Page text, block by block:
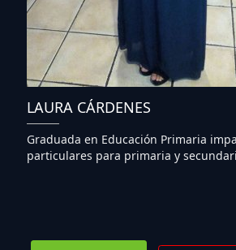
LAURA CÁRDENES
Graduada en Educación Primaria
particulares para primaria y